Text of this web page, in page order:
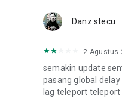
Danz stecu
2 Agustus
semakin update
pasang global
lag teleport